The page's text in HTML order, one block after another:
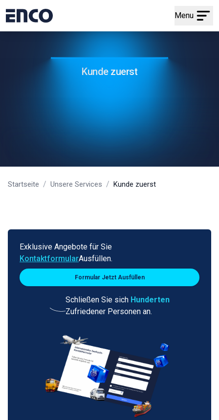
Menu
Kunde zuerst
Startseite / Unsere Services / Kunde zuerst
Exklusive Angebote für Sie
KontaktformularAusfüllen.
Formular Jetzt Ausfüllen
Schließen Sie sich Hunderten
Zufriedener Personen an.